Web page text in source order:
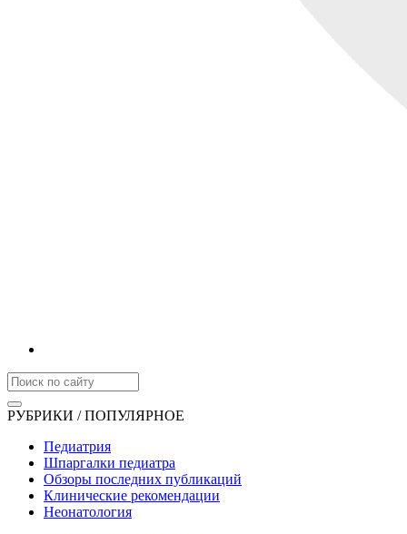
РУБРИКИ / ПОПУЛЯРНОЕ
Педиатрия
Шпаргалки педиатра
Обзоры последних публикаций
Клинические рекомендации
Неонатология